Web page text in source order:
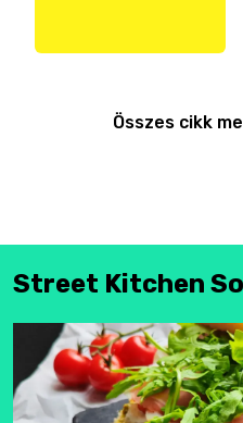
Összes cikk
Street Kitchen